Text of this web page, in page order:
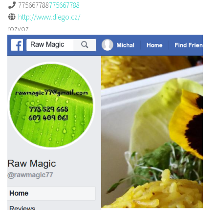
775667788775667788
http://www.diego.cz/
rozvoz